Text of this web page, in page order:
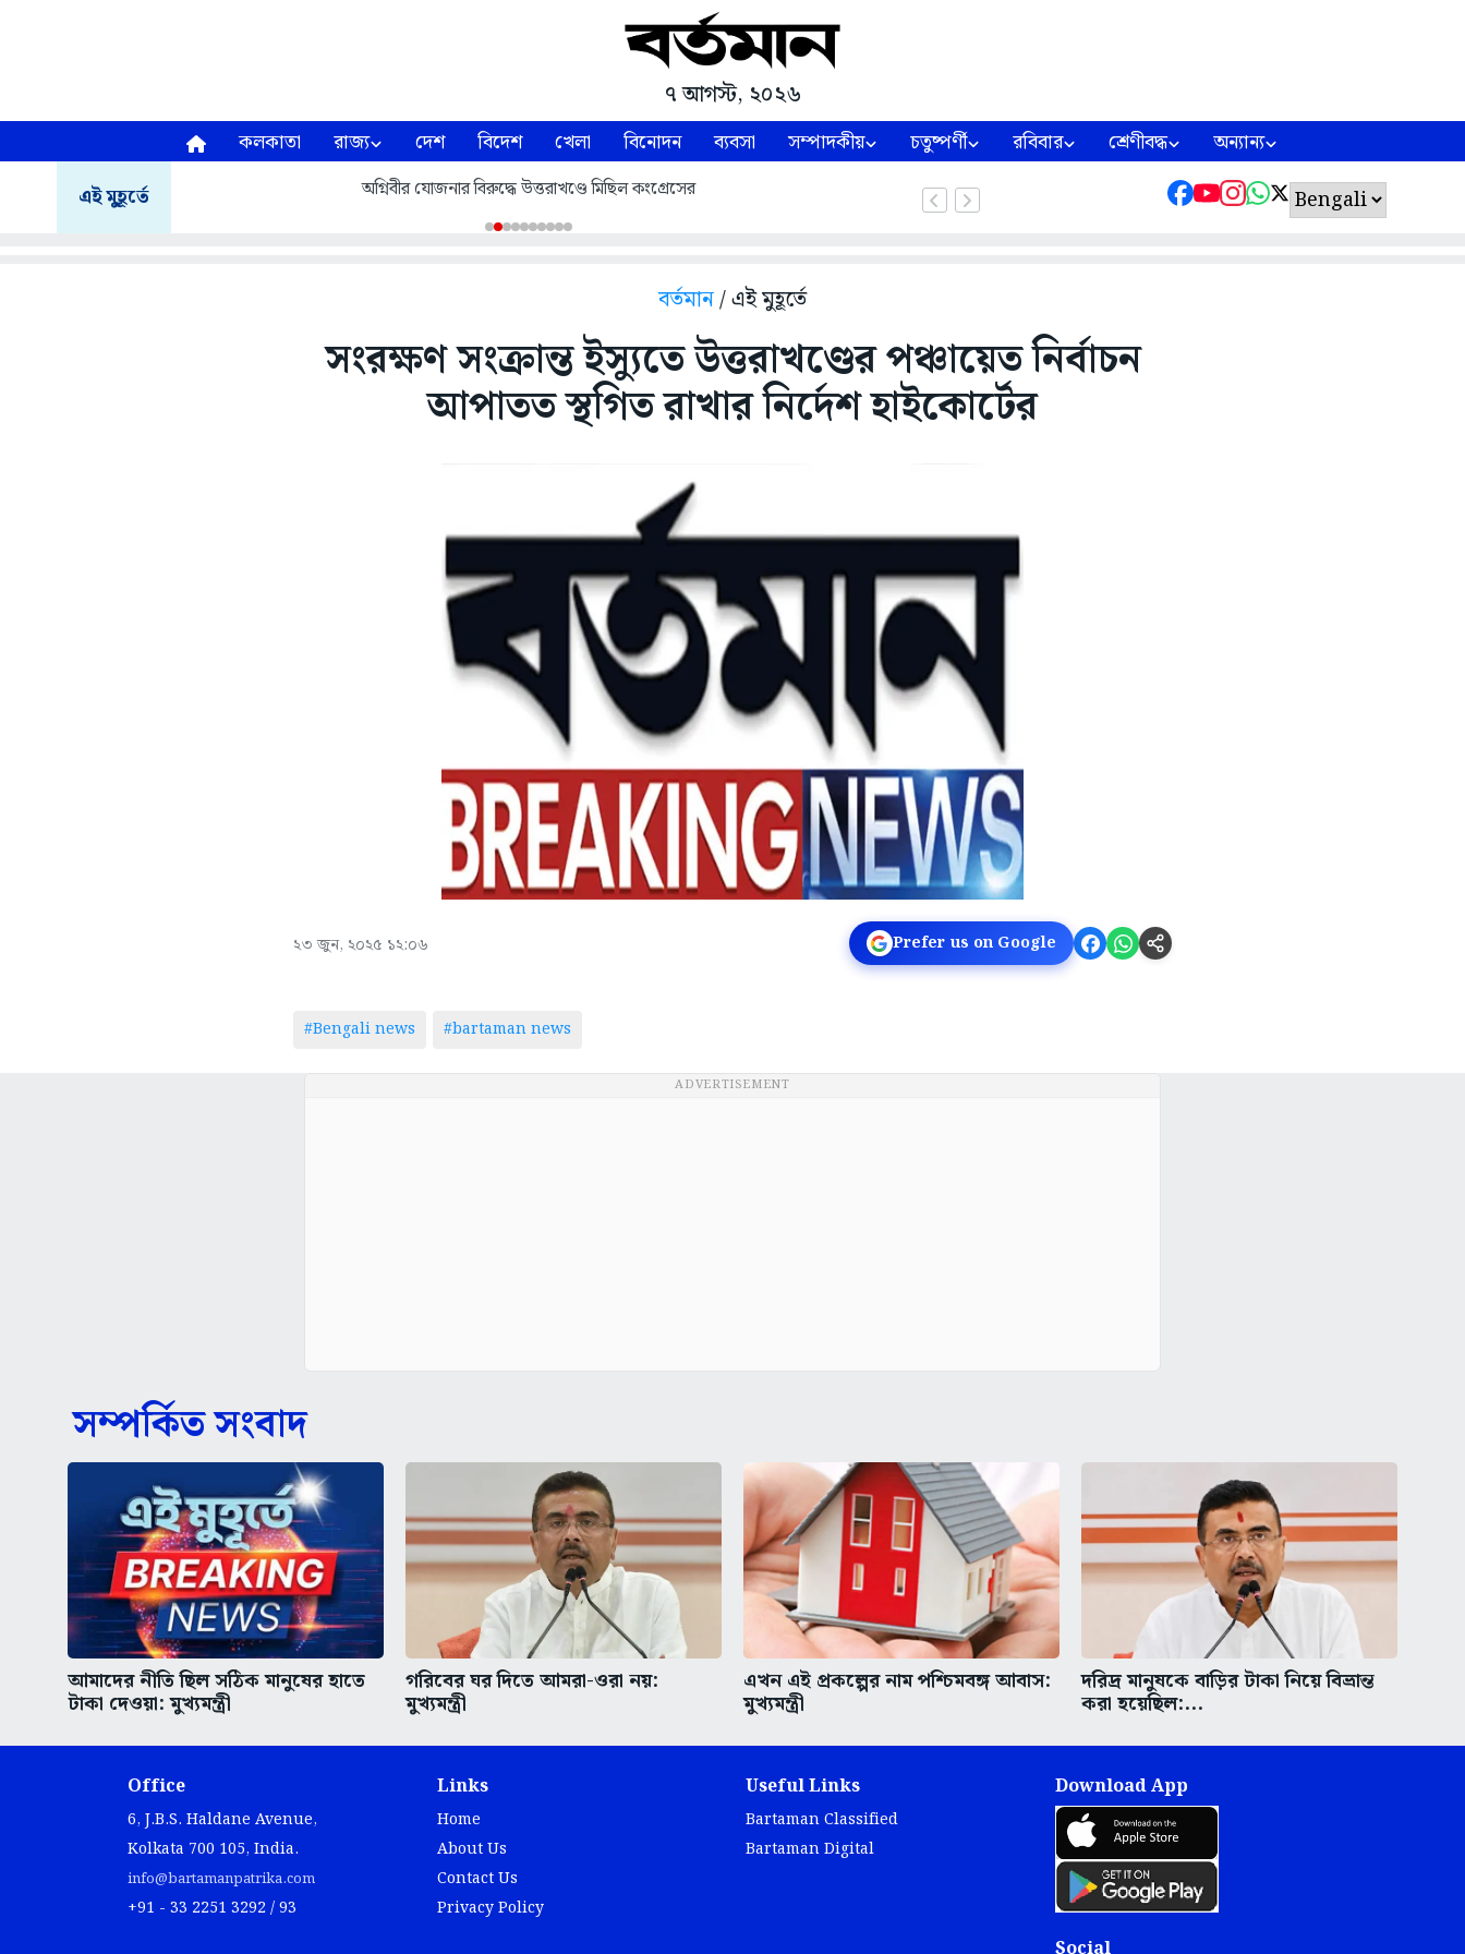
৭ আগস্ট, ২০২৬
কলকাতা রাজ্য দেশ বিদেশ খেলা বিনোদন ব্যবসা সম্পাদকীয় চতুষ্পর্ণী রবিবার শ্রেণীবদ্ধ অন্যান্য
এই মুহূর্তে অগ্নিবীর যোজনার বিরুদ্ধে উত্তরাখণ্ডে মিছিল কংগ্রেসের
বর্তমান/ এই মুহূর্তে
সংরক্ষণ সংক্রান্ত ইস্যুতে উত্তরাখণ্ডের পঞ্চায়েত নির্বাচন
আপাতত স্থগিত রাখার নির্দেশ হাইকোর্টের
২৩ জুন, ২০২৫ ১২:০৬ Prefer us on Google
#Bengali news #bartaman news
ADVERTISEMENT
সম্পর্কিত সংবাদ
আমাদের নীতি ছিল সঠিক মানুষের হাতে
টাকা দেওয়া: মুখ্যমন্ত্রী
গরিবের ঘর দিতে আমরা-ওরা নয়:
মুখ্যমন্ত্রী
এখন এই প্রকল্পের নাম পশ্চিমবঙ্গ আবাস:
মুখ্যমন্ত্রী
দরিদ্র মানুষকে বাড়ির টাকা নিয়ে বিভ্রান্ত
করা হয়েছিল:...
Office
6, J.B.S. Haldane Avenue,
Kolkata 700 105, India.
info@bartamanpatrika.com
+91 - 33 2251 3292 / 93
Links
Home
About Us
Contact Us
Privacy Policy
Useful Links
Bartaman Classified
Bartaman Digital
Download App